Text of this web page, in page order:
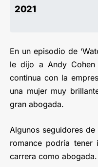
2021
En un episodio de
le dijo a Andy Cohen
continua con la
una mujer muy
gran abogada.
Algunos seguidores
romance podría tener
carrera como abogada.